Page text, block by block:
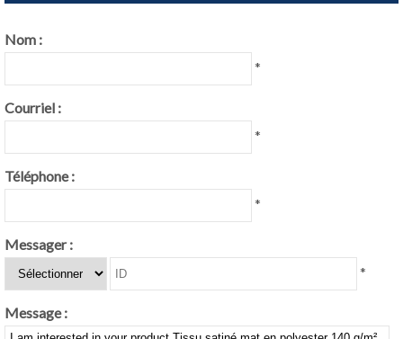
Nom :
*
Courriel :
*
Téléphone :
*
Messager :
*
Message :